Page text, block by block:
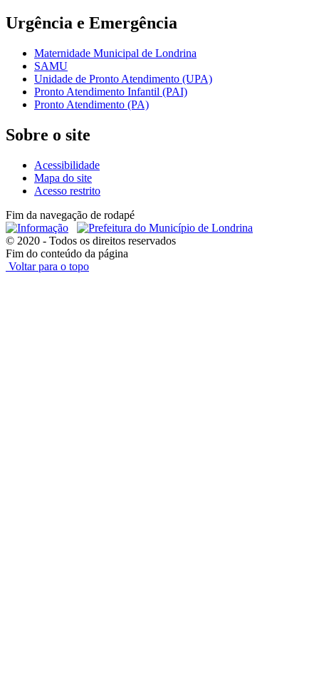
Urgência e Emergência
Maternidade Municipal de Londrina
SAMU
Unidade de Pronto Atendimento (UPA)
Pronto Atendimento Infantil (PAI)
Pronto Atendimento (PA)
Sobre o site
Acessibilidade
Mapa do site
Acesso restrito
Fim da navegação de rodapé
© 2020 - Todos os direitos reservados
Fim do conteúdo da página
Voltar para o topo